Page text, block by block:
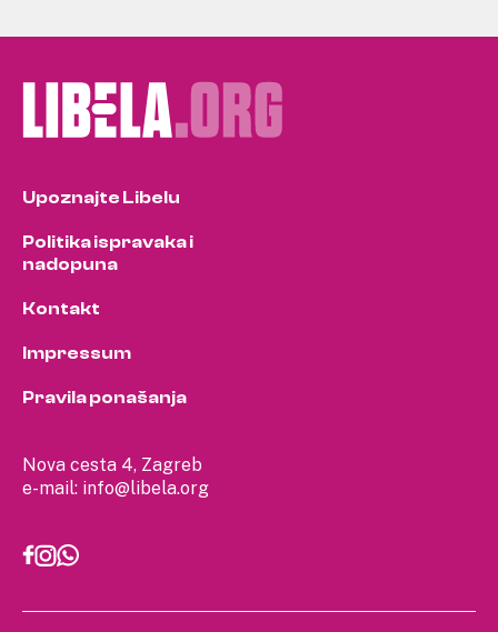
Nova cesta 4, Zagreb
e-mail: info@libela.org
Upoznajte Libelu
Politika ispravaka i
nadopuna
Kontakt
Impressum
Pravila ponašanja